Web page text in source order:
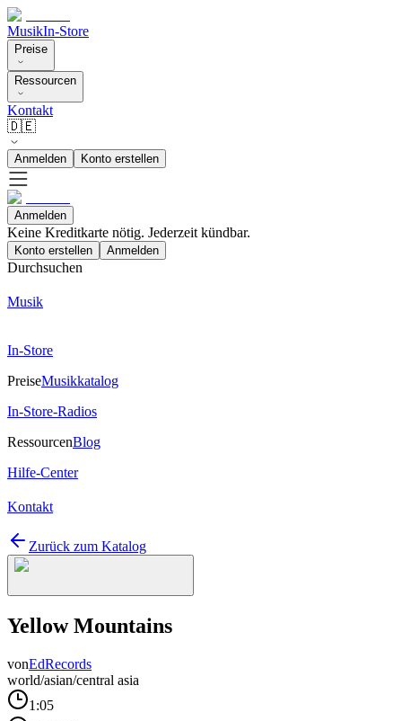
MusikIn-Store
Preise
Ressourcen
Kontakt
🇩🇪
Anmelden Konto erstellen
Anmelden
Keine Kreditkarte nötig. Jederzeit kündbar.
Konto erstellen Anmelden
Durchsuchen
Musik
In-Store
PreiseMusikkatalog
In-Store-Radios
RessourcenBlog
Hilfe-Center
Kontakt
Zurück zum Katalog
Yellow Mountains
vonEdRecords
world/asian/central asia
1:05